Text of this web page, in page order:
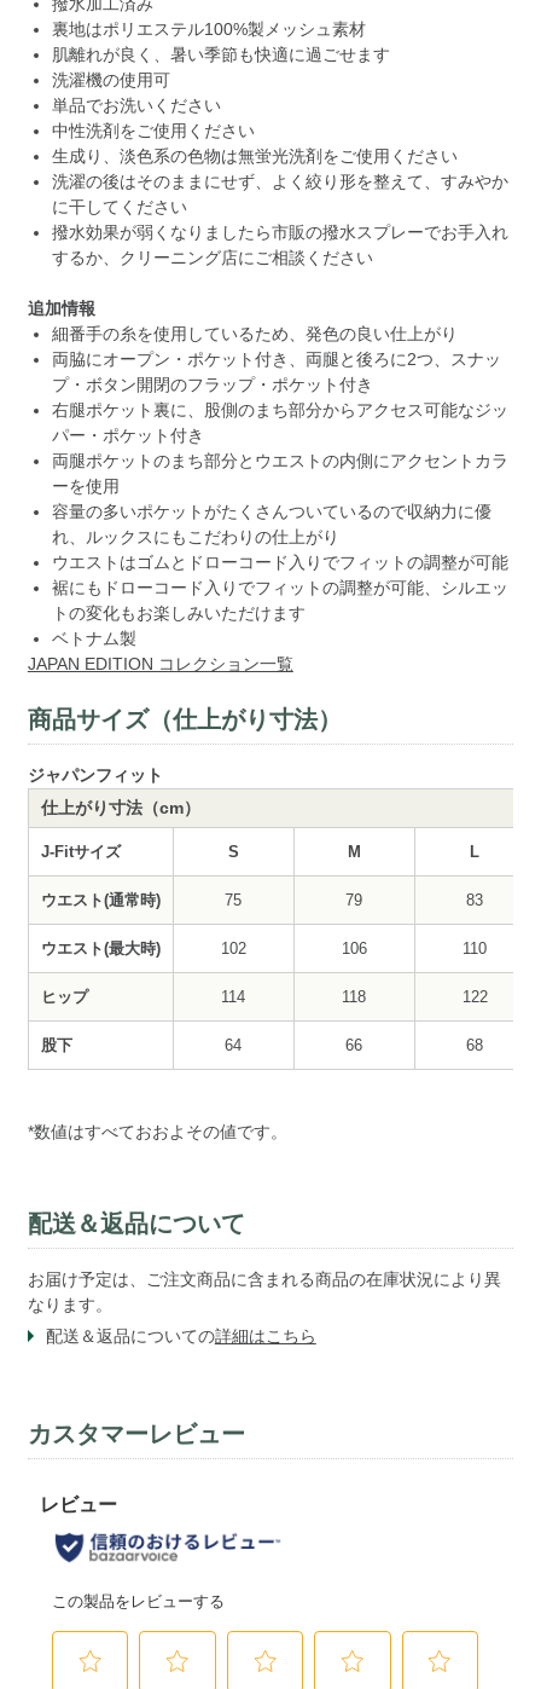
裏地はポリエステル100%製メッシュ素材
肌離れが良く、暑い季節も快適に過ごせます
洗濯機の使用可
単品でお洗いください
中性洗剤をご使用ください
生成り、淡色系の色物は無蛍光洗剤をご使用ください
洗濯の後はそのままにせず、よく絞り形を整えて、すみやか
に干してください
撥水効果が弱くなりましたら市販の撥水スプレーでお手入れ
するか、クリーニング店にご相談ください
追加情報
細番手の糸を使用しているため、発色の良い仕上がり
両脇にオープン・ポケット付き、両腿と後ろに2つ、スナッ
プ・ボタン開閉のフラップ・ポケット付き
右腿ポケット裏に、股側のまち部分からアクセス可能なジッ
パー・ポケット付き
両腿ポケットのまち部分とウエストの内側にアクセントカラ
ーを使用
容量の多いポケットがたくさんついているので収納力に優
れ、ルックスにもこだわりの仕上がり
ウエストはゴムとドローコード入りでフィットの調整が可能
裾にもドローコード入りでフィットの調整が可能、シルエッ
トの変化もお楽しみいただけます
ベトナム製
JAPAN EDITION コレクション一覧
商品サイズ（仕上がり寸法）
ジャパンフィット
仕上がり寸法（cm）
J-Fitサイズ S M L
ウエスト(通常時) 75 79 83
ウエスト(最大時) 102 106 110
ヒップ 114 118 122
股下 64 66 68
*数値はすべておおよその値です。
配送＆返品について
お届け予定は、ご注文商品に含まれる商品の在庫状況により異
なります。
配送＆返品についての詳細はこちら
カスタマーレビュー